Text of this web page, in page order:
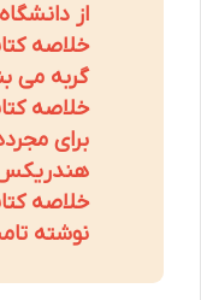
از
خلاصه
گربه می
خلاصه
برای
نوشته